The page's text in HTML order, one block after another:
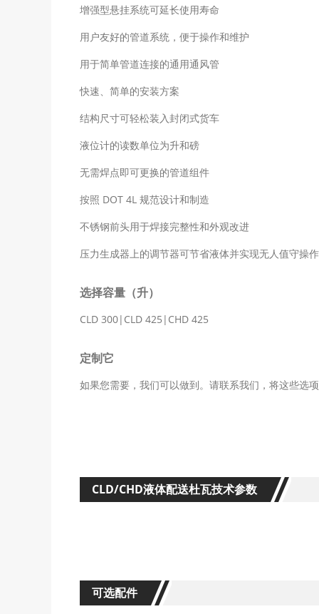
增强型悬挂系统可延长使用寿命
用户友好的管道系统，便于操作和维护
用于简单管道连接的通用通风管
快速、简单的安装方案
结构尺寸可轻松装入封闭式货车
液位计的读数单位为升和磅
无需焊点即可更换的管道组件
按照 DOT 4L 规范设计和制造
不锈钢前头用于焊接完整性和外观改进
压力生成器上的调节器可节省液体并实现无人值守操作
选择容量（升）
CLD 300|CLD 425|CHD 425
定制它
如果您需要，我们可以做到。请联系我们，将这些选
CLD/CHD液体配送杜瓦技术参数
可选配件